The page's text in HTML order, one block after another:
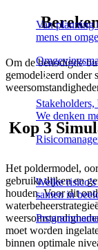
Van planning
mens en
We denken
Welke
samen in
Om de benodigde
gemodelleerd onder
Kop 3
Het poldermodel,
gebruikt dijken en
houden. Voor dit
moet worden
binnen optimale